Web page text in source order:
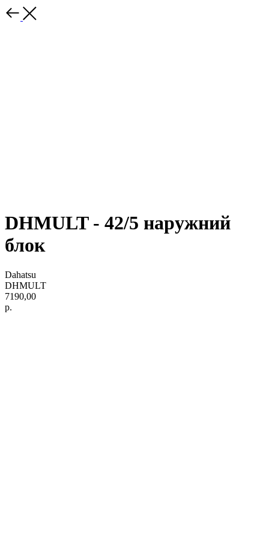
DHMULT - 42/5 наружний
блок
Dahatsu
DHMULT
7190,00
р.